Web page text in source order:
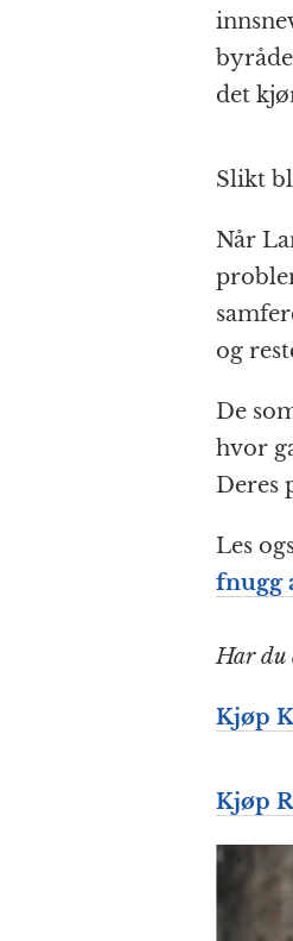
det
Slikt
Når
og
De
hvor
Deres
Les
fnugg
Har du
Kjøp
Kjøp